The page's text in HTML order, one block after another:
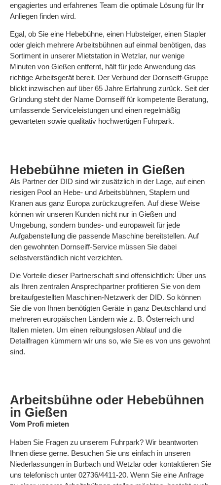
engagiertes und erfahrenes Team die optimale Lösung für Ihr
Anliegen finden wird.
Egal, ob Sie eine Hebebühne, einen Hubsteiger, einen Stapler
oder gleich mehrere Arbeitsbühnen auf einmal benötigen, das
Sortiment in unserer Mietstation in Wetzlar, nur wenige
Minuten von Gießen entfernt, hält für jede Anwendung das
richtige Arbeitsgerät bereit. Der Verbund der Dornseiff-Gruppe
blickt inzwischen auf über 65 Jahre Erfahrung zurück. Seit der
Gründung steht der Name Dornseiff für kompetente Beratung,
umfassende Serviceleistungen und einen regelmäßig
gewarteten sowie qualitativ hochwertigen Fuhrpark.
Hebebühne mieten in Gießen
Als Partner der DID sind wir zusätzlich in der Lage, auf einen
riesigen Pool an Hebe- und Arbeitsbühnen, Staplern und
Kranen aus ganz Europa zurückzugreifen. Auf diese Weise
können wir unseren Kunden nicht nur in Gießen und
Umgebung, sondern bundes- und europaweit für jede
Aufgabenstellung die passende Maschine bereitstellen. Auf
den gewohnten Dornseiff-Service müssen Sie dabei
selbstverständlich nicht verzichten.
Die Vorteile dieser Partnerschaft sind offensichtlich: Über uns
als Ihren zentralen Ansprechpartner profitieren Sie von dem
breitaufgestellten Maschinen-Netzwerk der DID. So können
Sie die von Ihnen benötigten Geräte in ganz Deutschland und
mehreren europäischen Ländern wie z. B. Österreich und
Italien mieten. Um einen reibungslosen Ablauf und die
Detailfragen kümmern wir uns so, wie Sie es von uns gewohnt
sind.
Arbeitsbühne oder Hebebühnen
in Gießen
Vom Profi mieten
Haben Sie Fragen zu unserem Fuhrpark? Wir beantworten
Ihnen diese gerne. Besuchen Sie uns einfach in unseren
Niederlassungen in Burbach und Wetzlar oder kontaktieren Sie
uns telefonisch unter 02736/4411-20. Wenn Sie eine Anfrage